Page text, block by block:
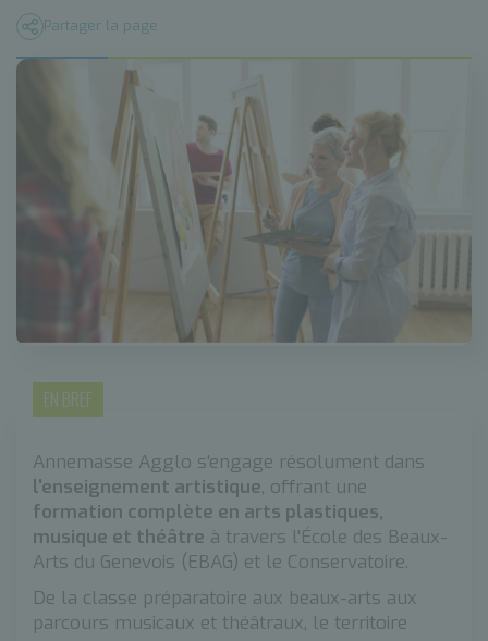
Partager la page
EN BREF
Annemasse Agglo s'engage résolument dans
l'enseignement artistique, offrant une
formation complète en arts plastiques,
musique et théâtre à travers l'École des Beaux-
Arts du Genevois (EBAG) et le Conservatoire.
De la classe préparatoire aux beaux-arts aux
parcours musicaux et théâtraux, le territoire